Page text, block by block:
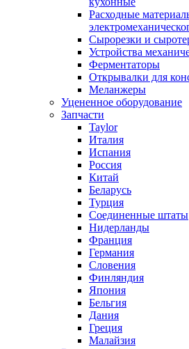
Расходные
Сырорезки и
Устройства
Ферментаторы
Открывалки для
Меланжеры
Уцененное оборудование
Запчасти
Taylor
Италия
Испания
Россия
Китай
Беларусь
Турция
Соединенные штаты
Нидерланды
Франция
Германия
Словения
Финляндия
Япония
Бельгия
Дания
Греция
Малайзия